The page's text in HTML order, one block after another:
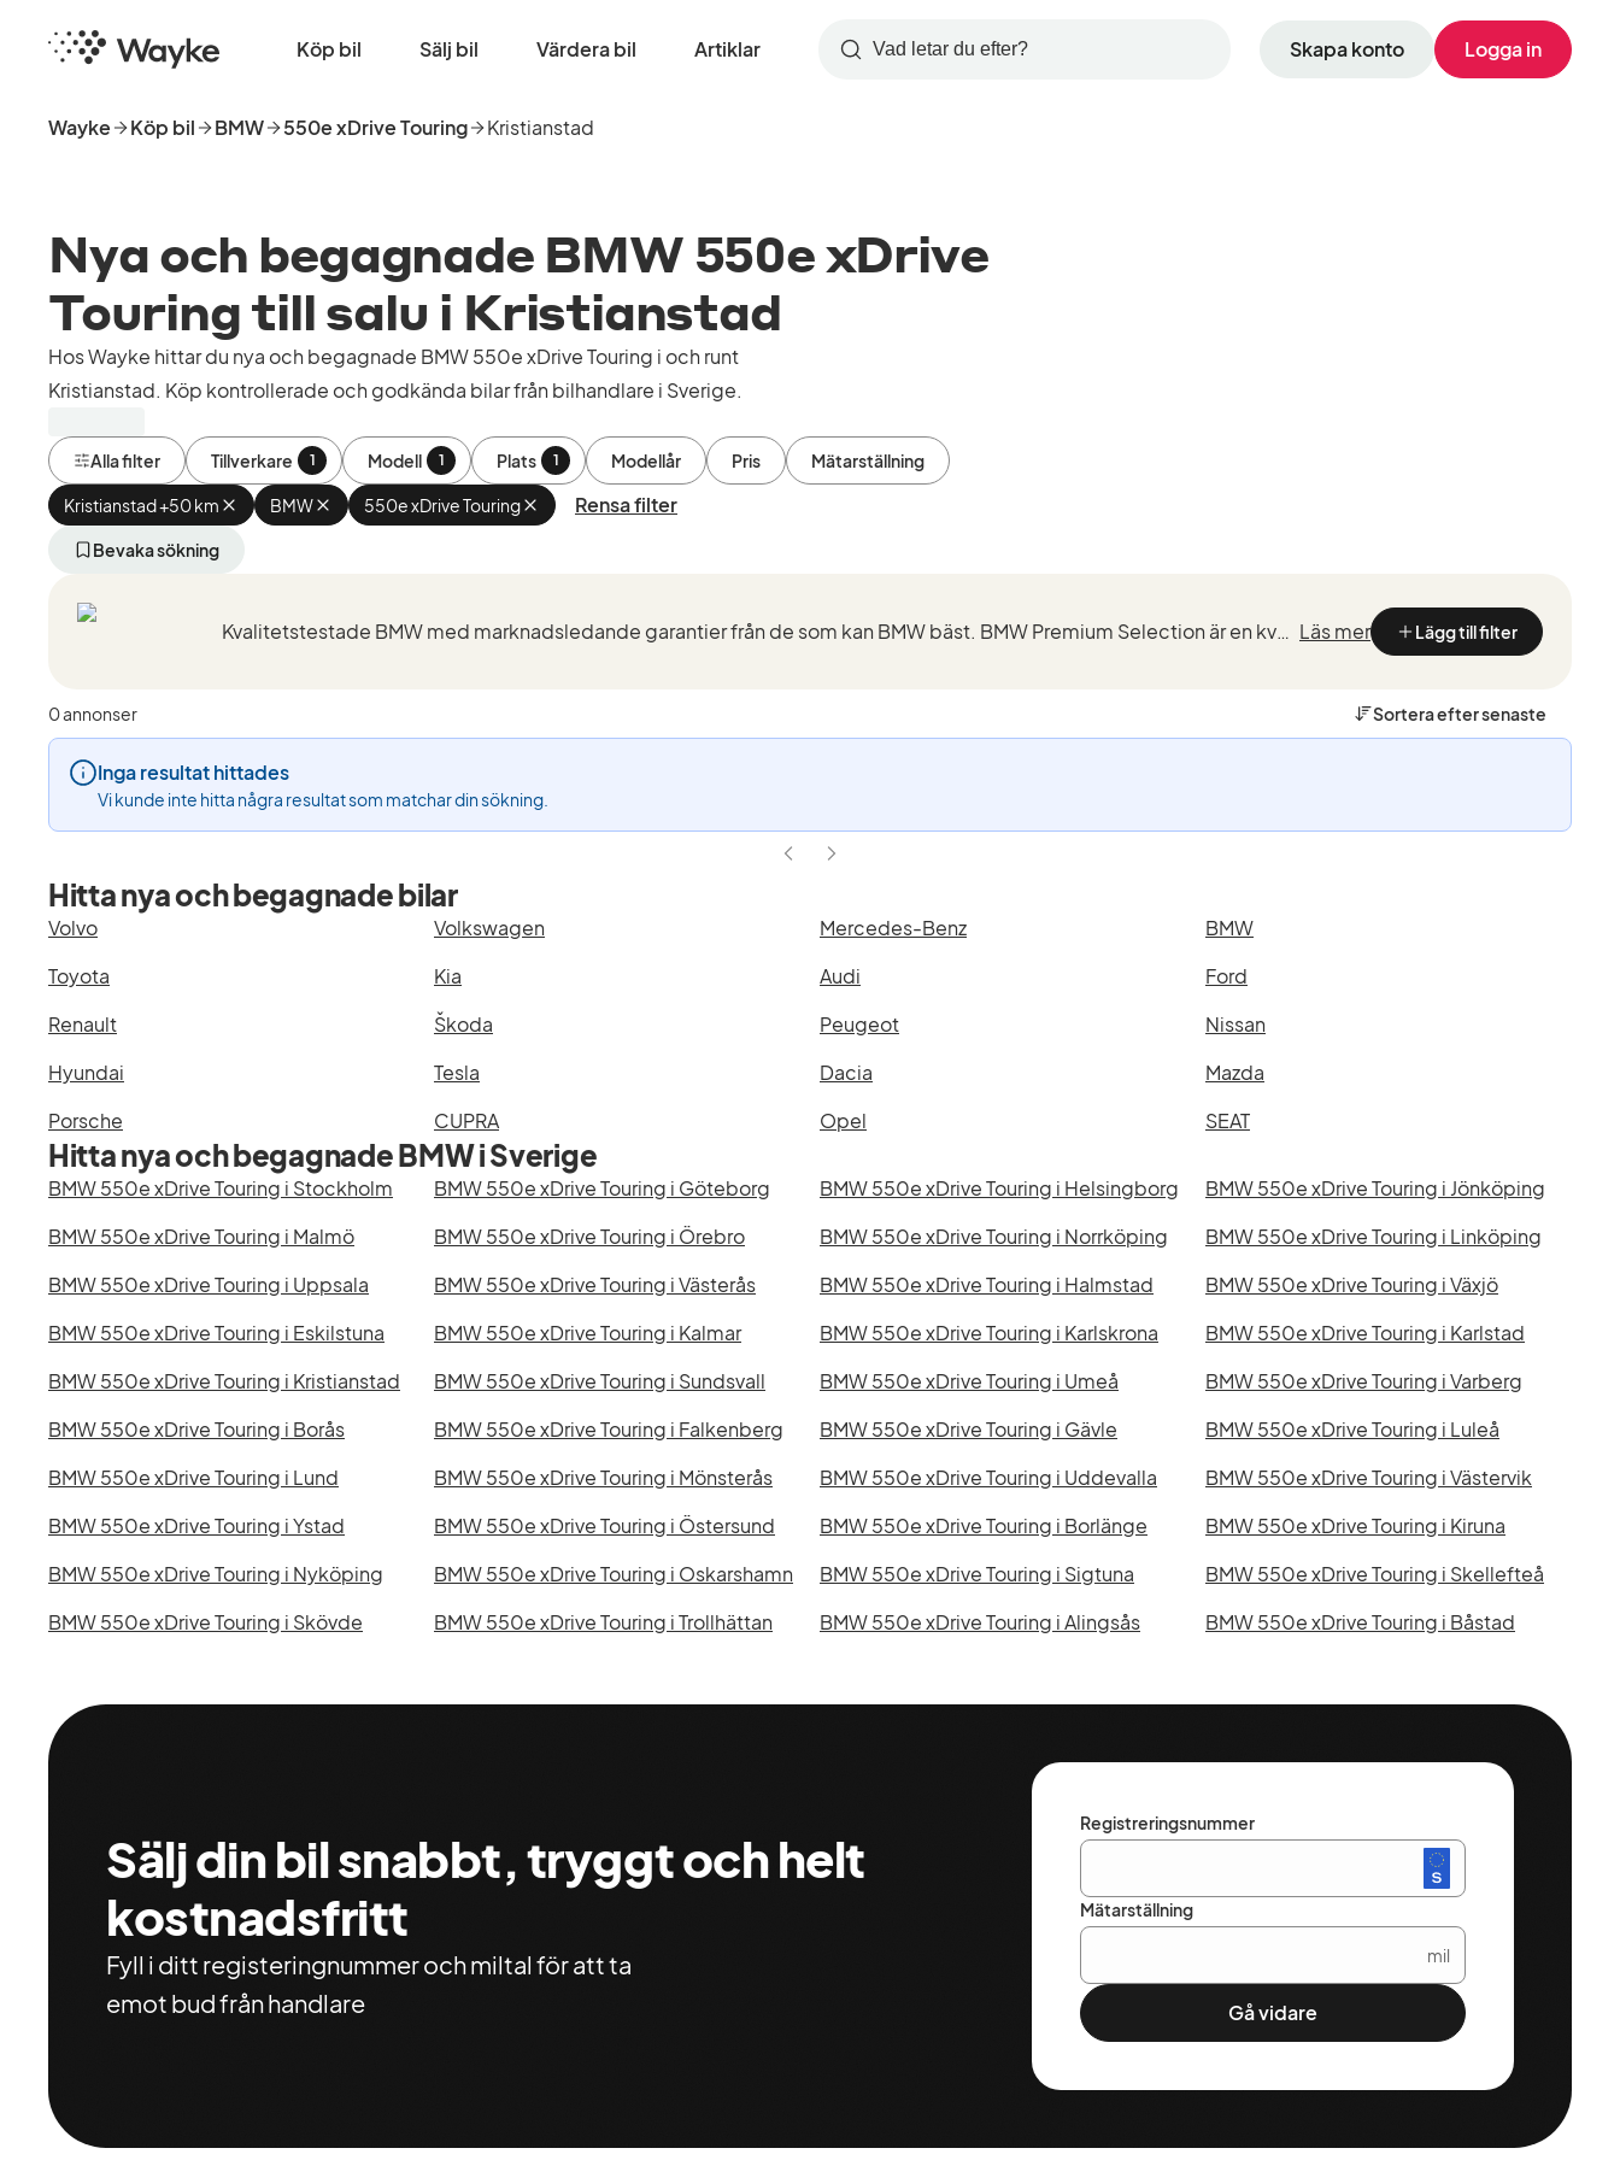
huvudinnehåll
Startsida Köp bil Sälj bil Värdera bil Artiklar Skapa konto Logga in
Sök
Wayke Köp bil BMW 550e xDrive Touring Kristianstad
Nya och begagnade BMW 550e xDrive
Touring till salu i Kristianstad
Hos Wayke hittar du nya och begagnade BMW 550e xDrive Touring i och runt
Kristianstad. Köp kontrollerade och godkända bilar från bilhandlare i Sverige.
Alla filter Tillverkare 1 Modell 1 Plats 1 Modellår Pris Mätarställning
Kristianstad +50 km Ta
bort
km
BMW Ta
bort
550e xDrive Touring Ta
bort
Touring
Rensa filter
Bevaka sökning
Kvalitetstestade BMW med marknadsledande garantier från de som kan BMW bäst. BMW Premium Selection är en kvalitetssäkring vid köp av en begagnad BMW, framtaget för ett smidigt, tryggt och bekymmersfri... Läs mer Lägg till filter
0 annonser Sortera eftersenaste
Inga resultat hittades
Vi kunde inte hitta några resultat som matchar din sökning.
Hitta nya och begagnade bilar
Volvo Volkswagen Mercedes-Benz
BMW
Toyota
Kia Audi
Ford
Renault
Škoda Peugeot
Nissan
Hyundai
Tesla Dacia
Mazda
Porsche
CUPRA Opel SEAT
Hitta nya och begagnade BMW i Sverige
BMW 550e xDrive Touring i Stockholm BMW 550e xDrive Touring i Göteborg BMW 550e xDrive Touring i Helsingborg
BMW 550e xDrive Touring i Jönköping
BMW 550e xDrive Touring i Malmö
BMW 550e xDrive Touring i Örebro BMW 550e xDrive Touring i Norrköping
BMW 550e xDrive Touring i Linköping
BMW 550e xDrive Touring i Uppsala
BMW 550e xDrive Touring i Västerås BMW 550e xDrive Touring i Halmstad
BMW 550e xDrive Touring i Växjö
BMW 550e xDrive Touring i Eskilstuna
BMW 550e xDrive Touring i Kalmar BMW 550e xDrive Touring i Karlskrona
BMW 550e xDrive Touring i Karlstad
BMW 550e xDrive Touring i Kristianstad
BMW 550e xDrive Touring i Sundsvall BMW 550e xDrive Touring i Umeå
BMW 550e xDrive Touring i Varberg
BMW 550e xDrive Touring i Borås
BMW 550e xDrive Touring i Falkenberg BMW 550e xDrive Touring i Gävle
BMW 550e xDrive Touring i Luleå
BMW 550e xDrive Touring i Lund
BMW 550e xDrive Touring i Mönsterås BMW 550e xDrive Touring i Uddevalla
BMW 550e xDrive Touring i Västervik
BMW 550e xDrive Touring i Ystad
BMW 550e xDrive Touring i Östersund BMW 550e xDrive Touring i Borlänge
BMW 550e xDrive Touring i Kiruna
BMW 550e xDrive Touring i Nyköping
BMW 550e xDrive Touring i Oskarshamn BMW 550e xDrive Touring i Sigtuna
BMW 550e xDrive Touring i Skellefteå
BMW 550e xDrive Touring i Skövde
BMW 550e xDrive Touring i Trollhättan BMW 550e xDrive Touring i Alingsås BMW 550e xDrive Touring i Båstad
Sälj din bil snabbt, tryggt och helt
kostnadsfritt
Fyll i ditt registeringnummer och miltal för att ta
emot bud från handlare
Registreringsnummer
Mätarställning
mil
Gå vidare